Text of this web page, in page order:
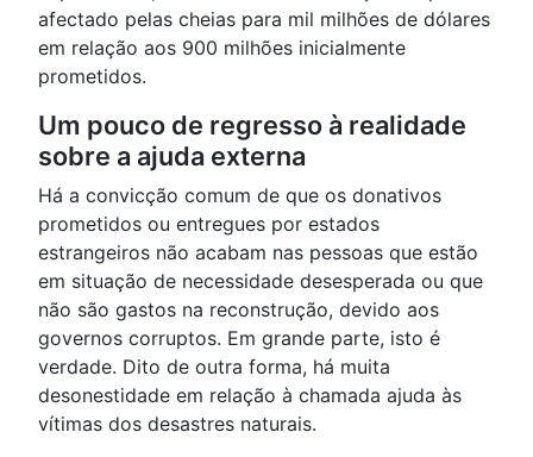
afectado pelas cheias para mil milhões de dólares
em relação aos 900 milhões inicialmente
prometidos.
Um pouco de regresso à realidade
sobre a ajuda externa
Há a convicção comum de que os donativos
prometidos ou entregues por estados
estrangeiros não acabam nas pessoas que estão
em situação de necessidade desesperada ou que
não são gastos na reconstrução, devido aos
governos corruptos. Em grande parte, isto é
verdade. Dito de outra forma, há muita
desonestidade em relação à chamada ajuda às
vítimas dos desastres naturais.